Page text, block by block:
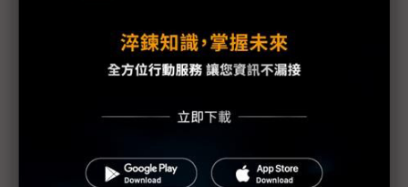
手機HDI出貨維持暢旺 惟2Q庫存風險逐漸攀高
PCB產業加班需求與法規衝突待解決
蘋果示警下修1Q20財測 RF元件與記憶體供應商也